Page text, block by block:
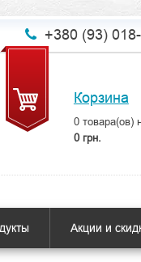
+380 (93)
Корзина
0товара(ов)
0 грн.
Акции и